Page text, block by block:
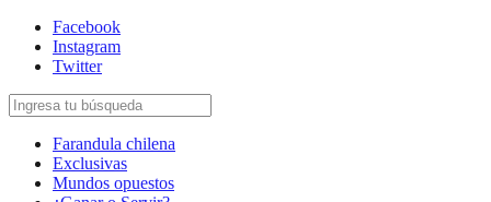
Facebook
Instagram
Twitter
Farandula chilena
Exclusivas
Mundos opuestos